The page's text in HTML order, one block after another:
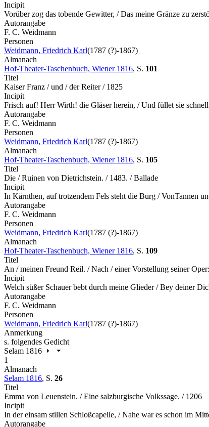
Incipit
Vorüber zog das tobende Gewitter, / Das meine Gränze zu
Autorangabe
F. C. Weidmann
Personen
Weidmann, Friedrich Karl(1787 (?)-1867)
Almanach
Hof-Theater-Taschenbuch, Wiener 1816, S. 101
Titel
Kaiser Franz / und / der Reiter / 1825
Incipit
Frisch auf! Herr Wirth! die Gläser herein, / Und füllet sie
Autorangabe
F. C. Weidmann
Personen
Weidmann, Friedrich Karl(1787 (?)-1867)
Almanach
Hof-Theater-Taschenbuch, Wiener 1816, S. 105
Titel
Die / Ruinen von Dietrichstein. / 1483. / Ballade
Incipit
In Kärnthen, auf trotzendem Fels steht die Burg / VonTannen
Autorangabe
F. C. Weidmann
Personen
Weidmann, Friedrich Karl(1787 (?)-1867)
Almanach
Hof-Theater-Taschenbuch, Wiener 1816, S. 109
Titel
An / meinen Freund Reil. / Nach / einer Vorstellung seiner
Incipit
Welch süßer Schauer bebt durch meine Glieder / Bey deiner
Autorangabe
F. C. Weidmann
Personen
Weidmann, Friedrich Karl(1787 (?)-1867)
Anmerkung
s. folgendes Gedicht
Selam 1816
1
Almanach
Selam 1816, S. 26
Titel
Emma von Leuenstein. / Eine salzburgische Volkssage. / 1206
Incipit
In der einsam stillen Schloßcapelle, / Nahe war es schon im
Autorangabe